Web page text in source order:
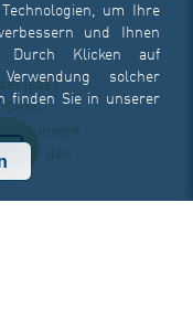
jedes
CRM-
unsere
für den
um Ihre
und Ihnen
Durch Klicken auf
solcher
finden Sie in unserer